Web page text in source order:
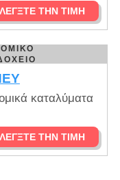
ΤΗΝ ΤΙΜΉ
καταλύματα
ΤΗΝ ΤΙΜΉ